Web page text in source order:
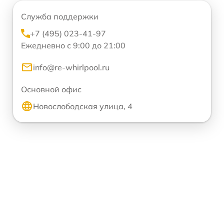
Служба поддержки
+7 (495) 023-41-97
Ежедневно с 9:00 до 21:00
info@re-whirlpool.ru
Основной офис
Новослободская улица, 4